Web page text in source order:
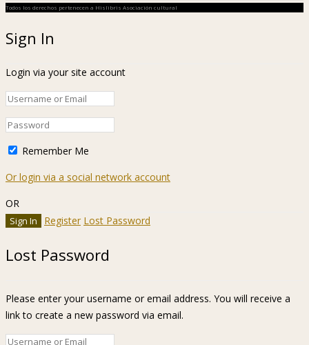
Todos los derechos pertenecen a Hislibris Asociación cultural
Sign In
Login via your site account
Remember Me
Or login via a social network account
OR
Register Lost Password
Lost Password
Please enter your username or email address. You will receive a
link to create a new password via email.